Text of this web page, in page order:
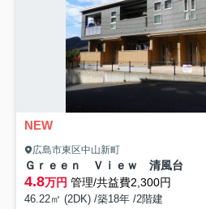
NEW
広島市東区中山新町
Ｇｒｅｅｎ Ｖｉｅｗ 清風台
4.8万円 管理/共益費2,300円
46.22㎡ (2DK) /築18年 /2階建